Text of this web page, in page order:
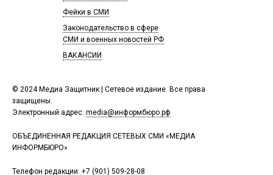
© 2024 Медиа Защитник | Сетевое издание. Все права
защищены.
Электронный адрес: media@информбюро.рф
ОБЪЕДИНЕННАЯ РЕДАКЦИЯ СЕТЕВЫХ СМИ «МЕДИА
ИНФОРМБЮРО»
Телефон редакции: +7 (901) 509-28-08
Фейки в СМИ
Законодательство в сфере
СМИ и военных новостей РФ
ВАКАНСИИ